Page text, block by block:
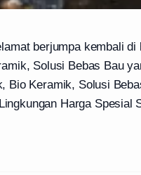
berjumpa kembali
Solusi Bebas Bau
Bio Keramik, Solusi
Harga